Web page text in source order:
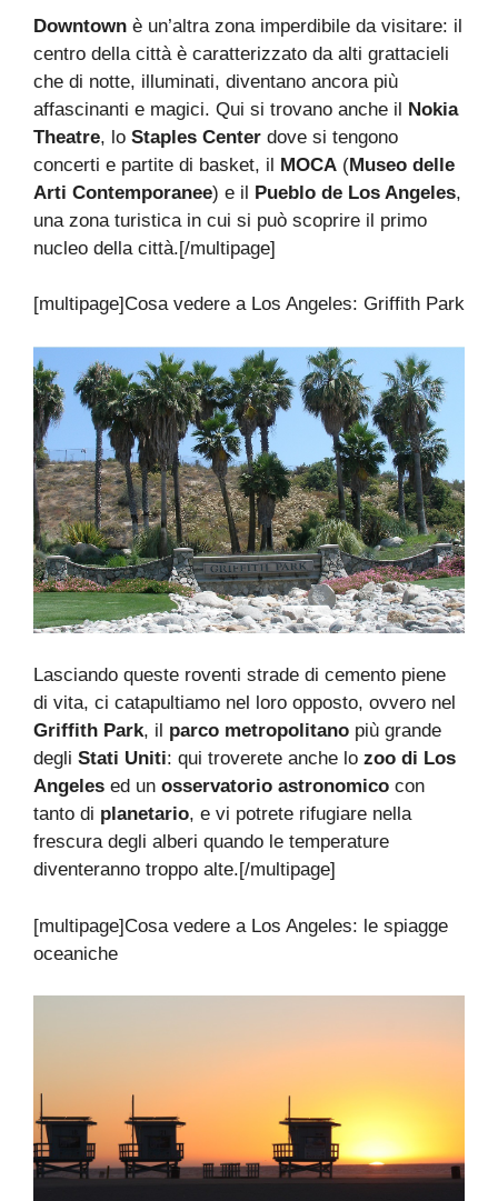
Downtown è un’altra zona imperdibile da visitare: il
centro della città è caratterizzato da alti grattacieli
che di notte, illuminati, diventano ancora più
affascinanti e magici. Qui si trovano anche il Nokia
Theatre, lo Staples Center dove si tengono
concerti e partite di basket, il MOCA (Museo delle
Arti Contemporanee) e il Pueblo de Los Angeles,
una zona turistica in cui si può scoprire il primo
nucleo della città.[/multipage]
[multipage]Cosa vedere a Los Angeles: Griffith Park
Lasciando queste roventi strade di cemento piene
di vita, ci catapultiamo nel loro opposto, ovvero nel
Griffith Park, il parco metropolitano più grande
degli Stati Uniti: qui troverete anche lo zoo di Los
Angeles ed un osservatorio astronomico con
tanto di planetario, e vi potrete rifugiare nella
frescura degli alberi quando le temperature
diventeranno troppo alte.[/multipage]
[multipage]Cosa vedere a Los Angeles: le spiagge
oceaniche